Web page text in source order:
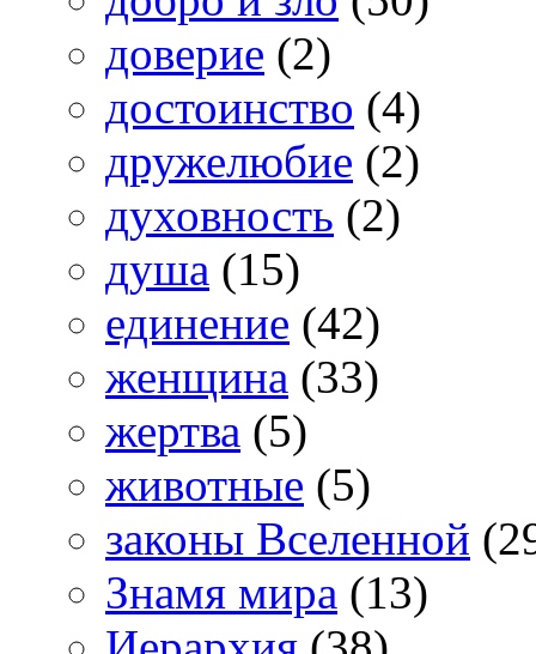
доверие (2)
достоинство (4)
дружелюбие (2)
духовность (2)
душа (15)
единение (42)
женщина (33)
жертва (5)
животные (5)
законы Вселенной
Знамя мира (13)